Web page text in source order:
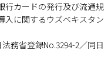
行カードの発行及び流通規
入に関するウズベキスタン
務省登録No.3294-2／同日